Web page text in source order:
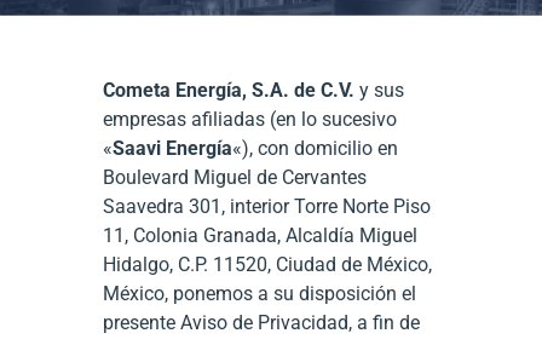
Cometa Energía, S.A. de C.V. y sus
empresas afiliadas (en lo sucesivo
«Saavi Energía«), con domicilio en
Boulevard Miguel de Cervantes
Saavedra 301, interior Torre Norte Piso
11, Colonia Granada, Alcaldía Miguel
Hidalgo, C.P. 11520, Ciudad de México,
México, ponemos a su disposición el
presente Aviso de Privacidad, a fin de